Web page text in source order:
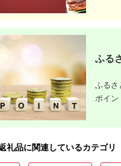
寄付
どお
【2026年】ふ
100万円の寄付
すすめ返礼品！
ふる
ふるさ
ポイン
礼品に関連しているカテゴリ